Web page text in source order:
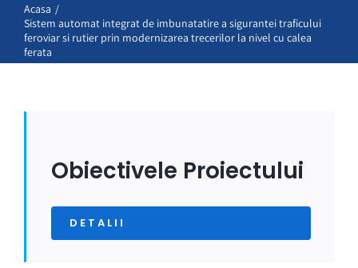
Proiecte
Certificări
Română
Acasa
Sistem automat integrat de imbunatatire a sigurantei traficului
feroviar si rutier prin modernizarea trecerilor la nivel cu calea
ferata
Obiectivele Proiectului
DETALII